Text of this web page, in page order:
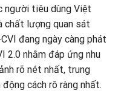
người tiêu dùng Việt
chất lượng quan sát
đang ngày càng phát
2.0 nhằm đáp ứng nhu
rõ nét nhất, trung
cách rõ ràng nhất.